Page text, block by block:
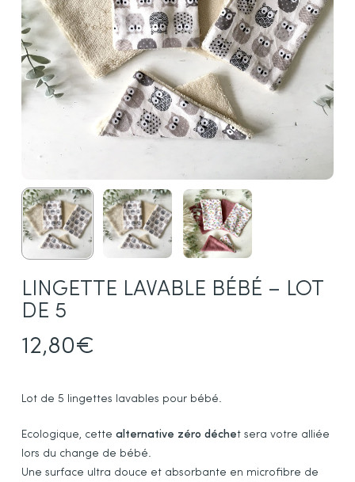
LINGETTE LAVABLE BÉBÉ – LOT
DE 5
12,80€
Lot de 5 lingettes lavables pour bébé.
Ecologique, cette alternative zéro déchet sera votre alliée
lors du change de bébé.
Une surface ultra douce et absorbante en microfibre de